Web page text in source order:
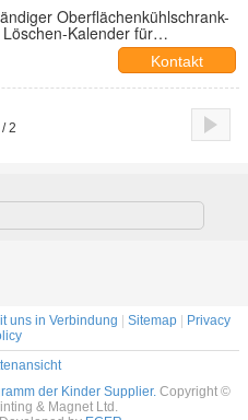
Oberflächenkühlschrank-
Kalender für
Kontakt
2
uns in Verbindung Sitemap
Privacy
der Kinder Supplier. Copyright ©
& Magnet Ltd.